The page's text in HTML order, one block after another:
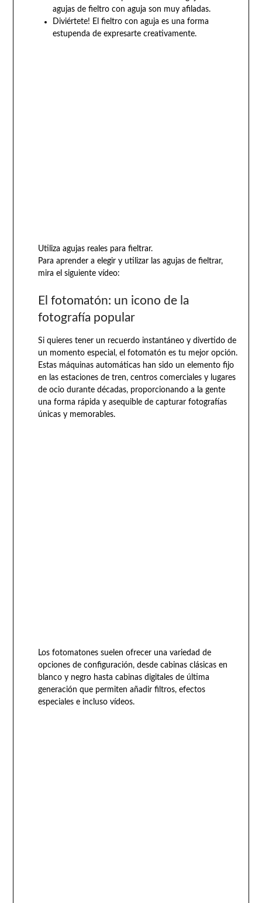
agujas de fieltro con aguja son muy afiladas.
Diviértete! El fieltro con aguja es una forma
estupenda de expresarte creativamente.
Utiliza agujas reales para fieltrar.
Para aprender a elegir y utilizar las agujas de fieltrar,
mira el siguiente vídeo:
El fotomatón: un icono de la
fotografía popular
Si quieres tener un recuerdo instantáneo y divertido de
un momento especial, el fotomatón es tu mejor opción.
Estas máquinas automáticas han sido un elemento fijo
en las estaciones de tren, centros comerciales y lugares
de ocio durante décadas, proporcionando a la gente
una forma rápida y asequible de capturar fotografías
únicas y memorables.
Los fotomatones suelen ofrecer una variedad de
opciones de configuración, desde cabinas clásicas en
blanco y negro hasta cabinas digitales de última
generación que permiten añadir filtros, efectos
especiales e incluso vídeos.